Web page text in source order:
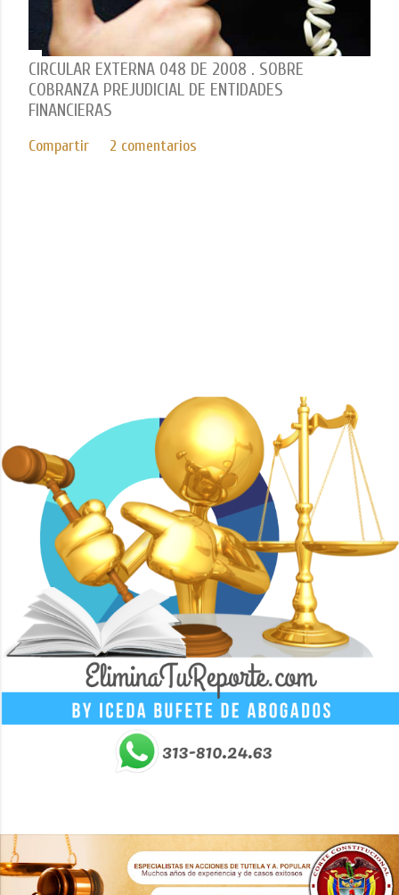
CIRCULAR EXTERNA 048 DE 2008 . SOBRE
COBRANZA PREJUDICIAL DE ENTIDADES
FINANCIERAS
Compartir 2 comentarios